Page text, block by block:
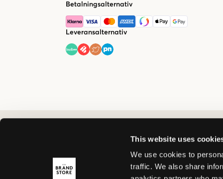
This website uses
We use cookies to
traffic. We also share
Betalningsalternativ
Leveransalternativ